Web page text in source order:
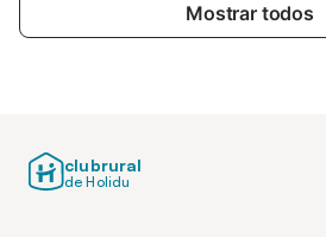
Mostrar todos
clubrural
de Holidu